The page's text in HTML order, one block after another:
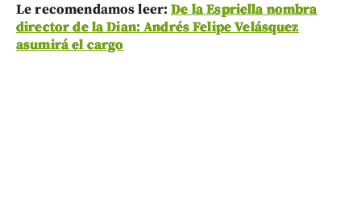
Le recomendamos leer:De la Espriella nombra
director de la Dian: Andrés Felipe Velásquez
asumirá el cargo